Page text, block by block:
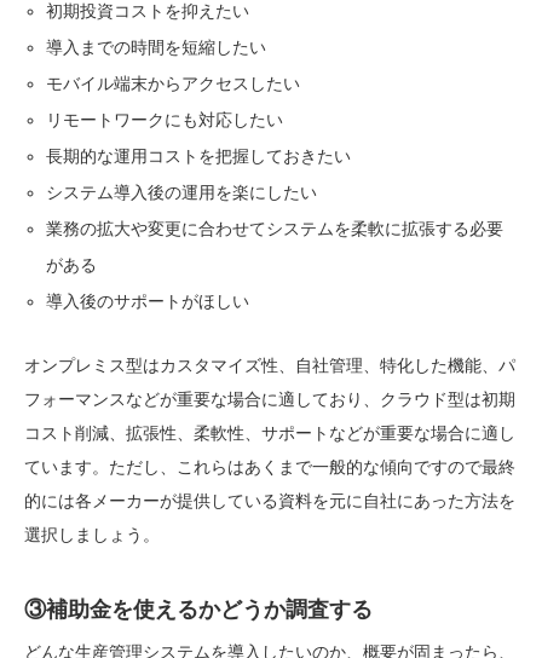
初期投資コストを抑えたい
導入までの時間を短縮したい
モバイル端末からアクセスしたい
リモートワークにも対応したい
長期的な運用コストを把握しておきたい
システム導入後の運用を楽にしたい
業務の拡大や変更に合わせてシステムを柔軟に拡張する必要
がある
導入後のサポートがほしい
オンプレミス型はカスタマイズ性、自社管理、特化した機能、パ
フォーマンスなどが重要な場合に適しており、クラウド型は初期
コスト削減、拡張性、柔軟性、サポートなどが重要な場合に適し
ています。ただし、これらはあくまで一般的な傾向ですので最終
的には各メーカーが提供している資料を元に自社にあった方法を
選択しましょう。
③補助金を使えるかどうか調査する
どんな生産管理システムを導入したいのか、概要が固まったら、